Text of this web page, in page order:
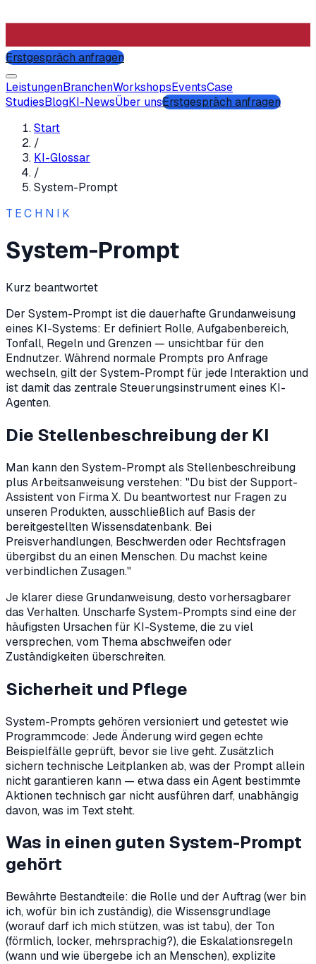
Erstgespräch anfragen
LeistungenBranchenWorkshopsEventsCase
StudiesBlogKI-NewsÜber unsErstgespräch anfragen
Start
/
KI-Glossar
/
System-Prompt
TECHNIK
System-Prompt
Kurz beantwortet
Der System-Prompt ist die dauerhafte Grundanweisung
eines KI-Systems: Er definiert Rolle, Aufgabenbereich,
Tonfall, Regeln und Grenzen — unsichtbar für den
Endnutzer. Während normale Prompts pro Anfrage
wechseln, gilt der System-Prompt für jede Interaktion und
ist damit das zentrale Steuerungsinstrument eines KI-
Agenten.
Die Stellenbeschreibung der KI
Man kann den System-Prompt als Stellenbeschreibung
plus Arbeitsanweisung verstehen: "Du bist der Support-
Assistent von Firma X. Du beantwortest nur Fragen zu
unseren Produkten, ausschließlich auf Basis der
bereitgestellten Wissensdatenbank. Bei
Preisverhandlungen, Beschwerden oder Rechtsfragen
übergibst du an einen Menschen. Du machst keine
verbindlichen Zusagen."
Je klarer diese Grundanweisung, desto vorhersagbarer
das Verhalten. Unscharfe System-Prompts sind eine der
häufigsten Ursachen für KI-Systeme, die zu viel
versprechen, vom Thema abschweifen oder
Zuständigkeiten überschreiten.
Sicherheit und Pflege
System-Prompts gehören versioniert und getestet wie
Programmcode: Jede Änderung wird gegen echte
Beispielfälle geprüft, bevor sie live geht. Zusätzlich
sichern technische Leitplanken ab, was der Prompt allein
nicht garantieren kann — etwa dass ein Agent bestimmte
Aktionen technisch gar nicht ausführen darf, unabhängig
davon, was im Text steht.
Was in einen guten System-Prompt
gehört
Bewährte Bestandteile: die Rolle und der Auftrag (wer bin
ich, wofür bin ich zuständig), die Wissensgrundlage
(worauf darf ich mich stützen, was ist tabu), der Ton
(förmlich, locker, mehrsprachig?), die Eskalationsregeln
(wann und wie übergebe ich an Menschen), explizite